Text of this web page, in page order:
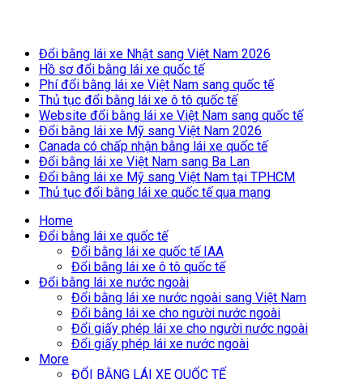
Đổi bằng lái xe Nhật sang Việt Nam 2026
Hồ sơ đổi bằng lái xe quốc tế
Phí đổi bằng lái xe Việt Nam sang quốc tế
Thủ tục đổi bằng lái xe ô tô quốc tế
Website đổi bằng lái xe Việt Nam sang quốc tế
Đổi bằng lái xe Mỹ sang Việt Nam 2026
Canada có chấp nhận bằng lái xe quốc tế
Đổi bằng lái xe Việt Nam sang Ba Lan
Đổi bằng lái xe Mỹ sang Việt Nam tại TPHCM
Thủ tục đổi bằng lái xe quốc tế qua mạng
Home
Đổi bằng lái xe quốc tế
Đổi bằng lái xe quốc tế IAA
Đổi bằng lái xe ô tô quốc tế
Đổi bằng lái xe nước ngoài
Đổi bằng lái xe nước ngoài sang Việt Nam
Đổi bằng lái xe cho người nước ngoài
Đổi giấy phép lái xe cho người nước ngoài
Đổi giấy phép lái xe nước ngoài
More
ĐỔI BẰNG LÁI XE QUỐC TẾ